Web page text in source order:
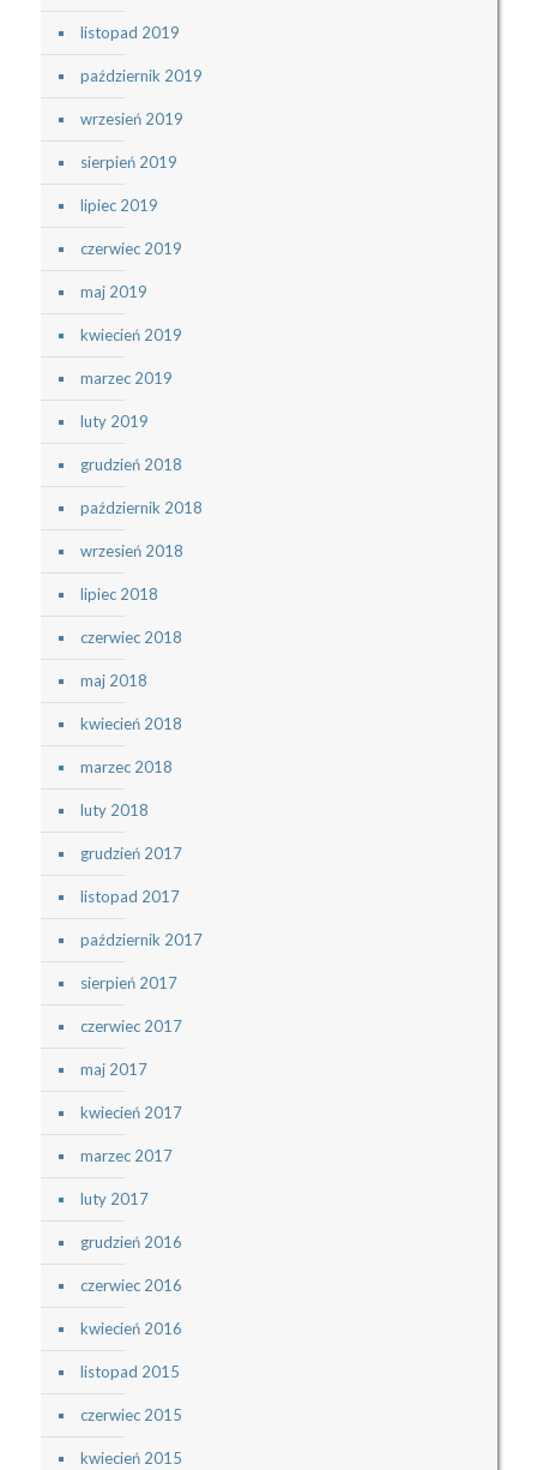
listopad 2019
październik 2019
wrzesień 2019
sierpień 2019
lipiec 2019
czerwiec 2019
maj 2019
kwiecień 2019
marzec 2019
luty 2019
grudzień 2018
październik 2018
wrzesień 2018
lipiec 2018
czerwiec 2018
maj 2018
kwiecień 2018
marzec 2018
luty 2018
grudzień 2017
listopad 2017
październik 2017
sierpień 2017
czerwiec 2017
maj 2017
kwiecień 2017
marzec 2017
luty 2017
grudzień 2016
czerwiec 2016
kwiecień 2016
listopad 2015
czerwiec 2015
kwiecień 2015